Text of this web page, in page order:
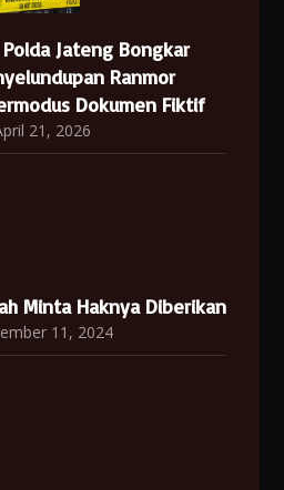
Jateng Bongkar
Ranmor
Dokumen Fiktif
21, 2026
Minta Haknya Diberikan
11, 2024